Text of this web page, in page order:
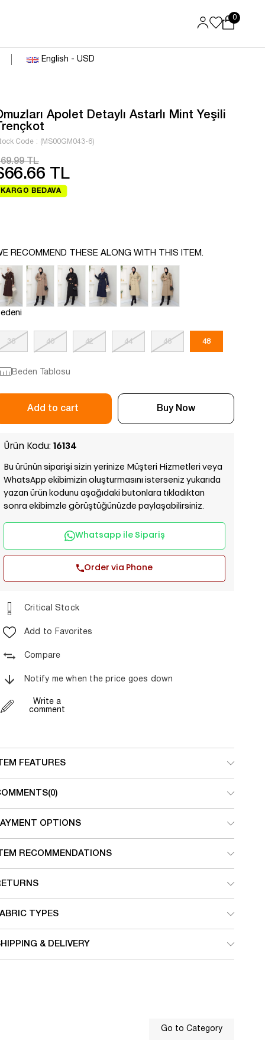
0
English - USD
Apolet Detaylı Astarlı Mint Yeşili
Code (MS00GM043-6)
TL
TL
KARGO BEDAVA
RECOMMEND THESE ALONG WITH THIS ITEM.
38 40 42 44 46 48
Beden Tablosu
Ürün Kodu: 16134
Bu ürünün siparişi sizin yerinize Müşteri Hizmetleri veya
WhatsApp ekibimizin oluşturmasını isterseniz yukarıda
yazan ürün kodunu aşağıdaki butonlara tıkladıktan
sonra ekibimzle görüştüğünüzde paylaşabilirsiniz.
Whatsapp ile Sipariş
Order via Phone
Critical Stock
Add to Favorites
Compare
Notify me when the price goes down
Write a
comment
FEATURES
(0)
OPTIONS
RECOMMENDATIONS
TYPES
& DELIVERY
Go to Category